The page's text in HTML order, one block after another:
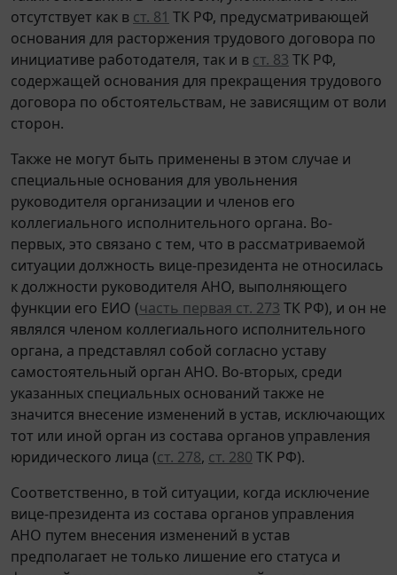
отсутствует как в ст. 81 ТК РФ, предусматривающей
основания для расторжения трудового договора по
инициативе работодателя, так и в ст. 83 ТК РФ,
содержащей основания для прекращения трудового
договора по обстоятельствам, не зависящим от воли
сторон.
Также не могут быть применены в этом случае и
специальные основания для увольнения
руководителя организации и членов его
коллегиального исполнительного органа. Во-
первых, это связано с тем, что в рассматриваемой
ситуации должность вице-президента не относилась
к должности руководителя АНО, выполняющего
функции его ЕИО (часть первая ст. 273 ТК РФ), и он не
являлся членом коллегиального исполнительного
органа, а представлял собой согласно уставу
самостоятельный орган АНО. Во-вторых, среди
указанных специальных оснований также не
значится внесение изменений в устав, исключающих
тот или иной орган из состава органов управления
юридического лица (ст. 278, ст. 280 ТК РФ).
Соответственно, в той ситуации, когда исключение
вице-президента из состава органов управления
АНО путем внесения изменений в устав
предполагает не только лишение его статуса и